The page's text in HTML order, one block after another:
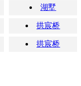
湖墅
拱宸桥
拱宸桥